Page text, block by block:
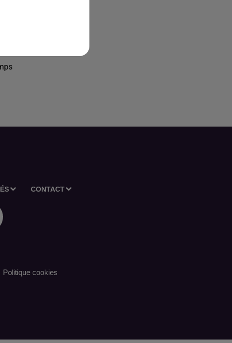
CONTACT
Politique cookies